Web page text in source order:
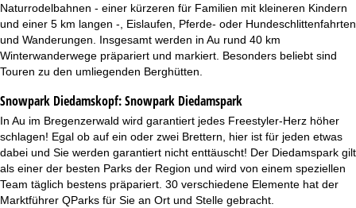
Naturrodelbahnen - einer kürzeren für Familien mit kleineren Kindern
und einer 5 km langen -, Eislaufen, Pferde- oder Hundeschlittenfahrten
und Wanderungen. Insgesamt werden in Au rund 40 km
Winterwanderwege präpariert und markiert. Besonders beliebt sind
Touren zu den umliegenden Berghütten.
Snowpark Diedamskopf:Snowpark Diedamspark
In Au im Bregenzerwald wird garantiert jedes Freestyler-Herz höher
schlagen! Egal ob auf ein oder zwei Brettern, hier ist für jeden etwas
dabei und Sie werden garantiert nicht enttäuscht! Der Diedamspark gilt
als einer der besten Parks der Region und wird von einem speziellen
Team täglich bestens präpariert. 30 verschiedene Elemente hat der
Marktführer QParks für Sie an Ort und Stelle gebracht.